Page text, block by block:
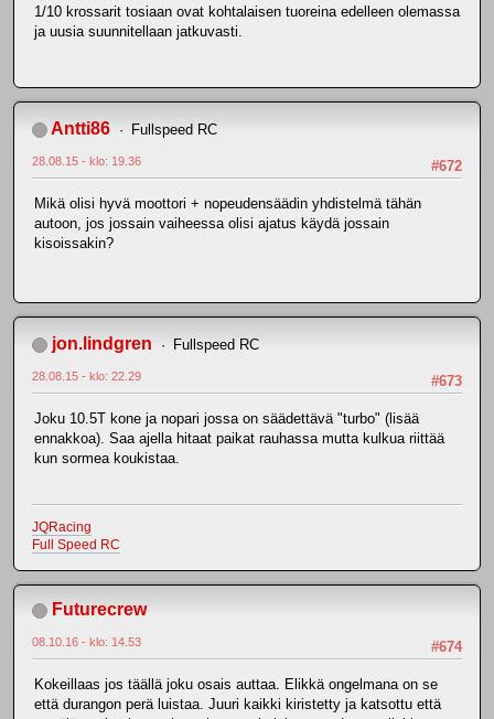
1/10 krossarit tosiaan ovat kohtalaisen tuoreina edelleen olemassa
ja uusia suunnitellaan jatkuvasti.
Antti86 Fullspeed RC
#672
28.08.15 - klo: 19.36
Mikä olisi hyvä moottori + nopeudensäädin yhdistelmä tähän
autoon, jos jossain vaiheessa olisi ajatus käydä jossain
kisoissakin?
jon.lindgren Fullspeed RC
#673
28.08.15 - klo: 22.29
Joku 10.5T kone ja nopari jossa on säädettävä "turbo" (lisää
ennakkoa). Saa ajella hitaat paikat rauhassa mutta kulkua riittää
kun sormea koukistaa.
JQRacing
Full Speed RC
Futurecrew
#674
08.10.16 - klo: 14.53
Kokeillaas jos täällä joku osais auttaa. Elikkä ongelmana on se
että durangon perä luistaa. Juuri kaikki kiristetty ja katsottu että